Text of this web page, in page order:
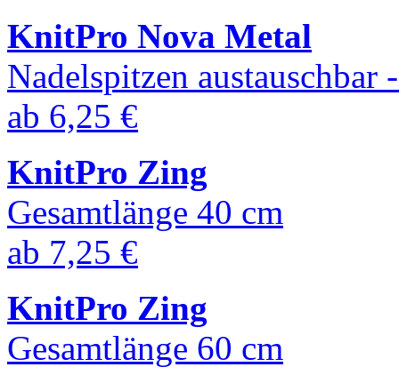
KnitPro Nova Metal
Nadelspitzen austauschbar
ab 6,25 €
KnitPro Zing
Gesamtlänge 40 cm
ab 7,25 €
KnitPro Zing
Gesamtlänge 60 cm